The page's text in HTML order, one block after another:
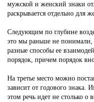
мужской и женский знаки
раскрывается отдельно
Следующим по глубине
это мы раньше не понимали,
разные способы ее
порядок, причем порядок
На третье место можно
зависит от годового знака.
этом речь идет не столько о